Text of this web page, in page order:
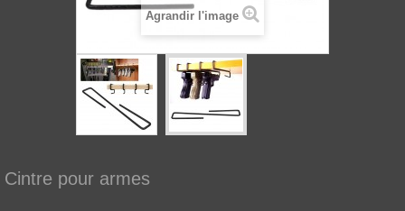
Agrandir l'image
Cintre pour armes